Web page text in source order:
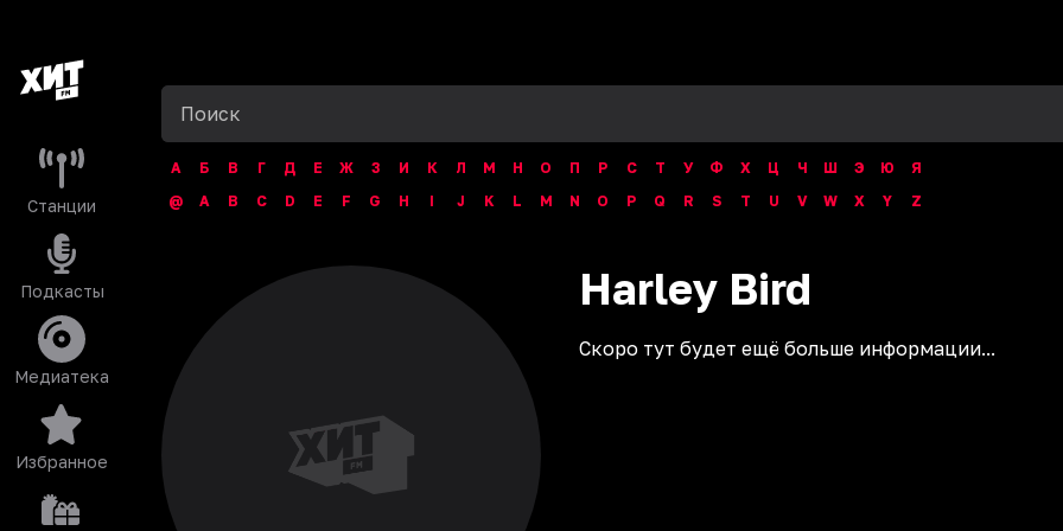
Станции
Подкасты
Медиатека
Избранное
А Б В Г Д Е Ж З И К Л М Н О П Р С Т У Ф Х Ц Ч Ш Э Ю
Я
@
A B C D E F G H I J K L M N O P Q R S T U V W X Y Z
Harley Bird
Скоро тут будет ещё больше информации...